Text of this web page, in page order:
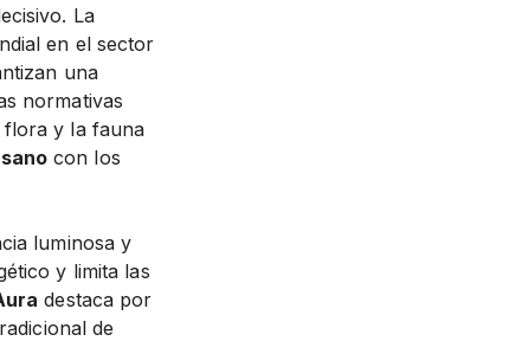
La
en el sector
una
normativas
flora y la fauna
con los
luminosa y
y limita las
destaca por
de